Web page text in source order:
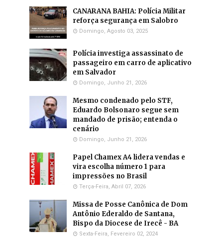
CANARANA BAHIA: Polícia Militar
reforça segurança em Salobro
Domingo, Agosto 03, 2025
Polícia investiga assassinato de
passageiro em carro de aplicativo
em Salvador
Domingo, Junho 21, 2026
Mesmo condenado pelo STF,
Eduardo Bolsonaro segue sem
mandado de prisão; entenda o
cenário
Domingo, Junho 21, 2026
Papel Chamex A4 lidera vendas e
vira escolha número 1 para
impressões no Brasil
Terça-Feira, Abril 07, 2026
Missa de Posse Canônica de Dom
Antônio Ederaldo de Santana,
Bispo da Diocese de Irecê - BA
Sexta-Feira, Fevereiro 02, 2024